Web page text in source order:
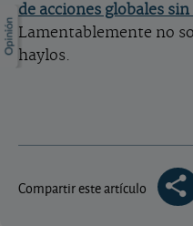
de acciones globales
Lamentablemente no
haylos.
Compartir este artículo